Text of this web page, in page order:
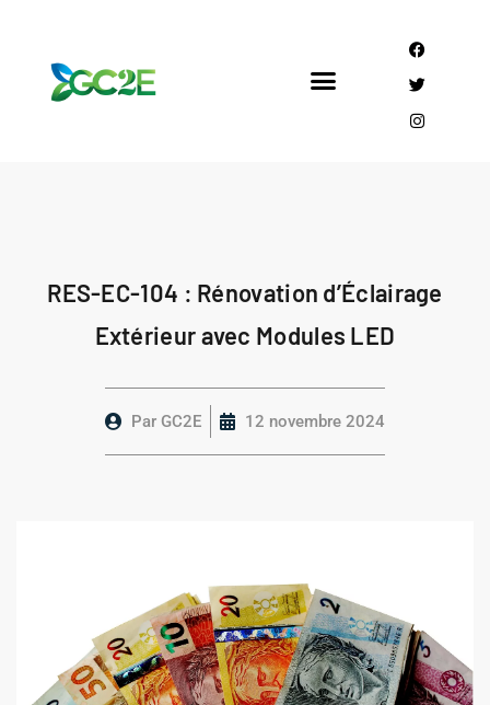
RES-EC-104 : Rénovation d’Éclairage
Extérieur avec Modules LED
Par GC2E 12 novembre 2024